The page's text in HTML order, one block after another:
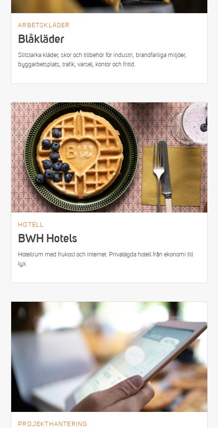
ARBETSKLÄDER
Blåkläder
Slitstarka kläder, skor och tillbehör för industri, brandfarliga miljöer,
byggarbetsplats, trafik, varsel, kontor och fritid.
HOTELL
BWH Hotels
Hotellrum med frukost och internet. Privatägda hotell från ekonomi till
lyx.
PROJEKTHANTERING